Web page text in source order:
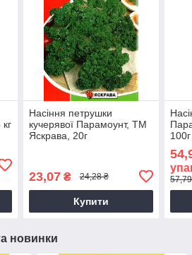
Насіння петрушки
кучерявої Парамоунт, ТМ
Яскрава, 20г
23,07₴ 24,28 ₴
Купити
100г
новинки